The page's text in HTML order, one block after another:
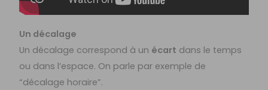
Un décalage
Un décalage correspond à un écart dans le temps
ou dans l’espace. On parle par exemple de
“décalage horaire”.